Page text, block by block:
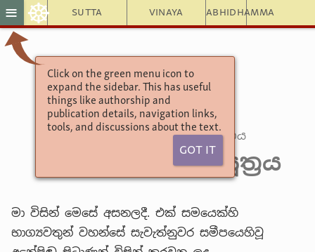
Sutta Vinaya Abhidhamma
≡ ☸
Click on the green menu icon to
expand the sidebar. This has useful
things like authorship and
publication details, navigation links,
tools, and discussions about the text.
Got It
සංයුත්තනිකායො
මහා වර්ගය
2. බොජ්ඣංග සංයුත්තය
6. සාකච්ඡා (බොජ්ඣංග) වර්ගය
1. නීවරණා’හාර සූත්‍රය
මා විසින් මෙසේ අසනලදී. එක් සමයෙක්හි
භාග්‍යවතුන් වහන්සේ සැවැත්නුවර සමීපයෙහිවූ